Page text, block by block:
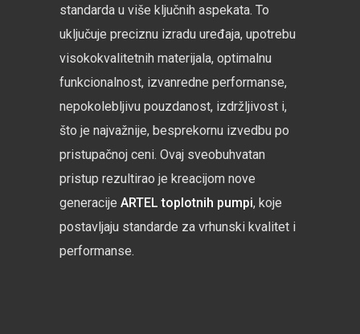
standarda u više ključnih aspekata. To
uključuje preciznu izradu uređaja, upotrebu
visokokvalitetnih materijala, optimalnu
funkcionalnost, izvanredne performanse,
nepokolebljivu pouzdanost, izdržljivost i,
što je najvažnije, besprekornu izvedbu po
pristupačnoj ceni. Ovaj sveobuhvatan
pristup rezultirao je kreacijom nove
generacije ARTEL toplotnih pumpi, koje
postavljaju standarde za vrhunski kvalitet i
performanse.